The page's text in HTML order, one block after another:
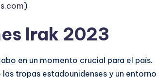
)
Irak 2023
en un momento crucial para el país.
tropas estadounidenses y un entorno